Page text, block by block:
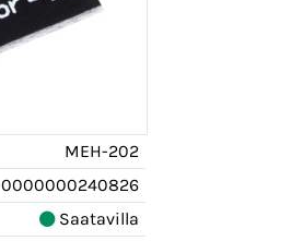
MEH-202
0000000240826
Saatavilla